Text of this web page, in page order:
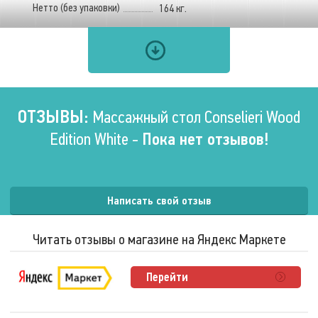
Нетто (без упаковки) 164 кг.
Конструктивные особенности
Размеры ложа
Длина
210 см.
Высота
До 85 см
Размеры (в разложенном состоянии)
Длина
210 см.
ОТЗЫВЫ: Массажный стол Conselieri Wood
Edition White - Пока нет отзывов!
Написать свой отзыв
Читать отзывы о магазине на Яндекс Маркете
Перейти